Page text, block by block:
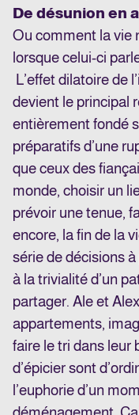
De désunion en
Ou comment la vie
lorsque celui-ci
L’effet dilatoire de
devient le principal
entièrement fondé
préparatifs d’une
que ceux des
monde, choisir un
prévoir une tenue,
encore, la fin de la
série de décisions
à la trivialité d’un
partager. Ale et
appartements,
faire le tri dans leur
d’épicier sont
l’euphorie d’un